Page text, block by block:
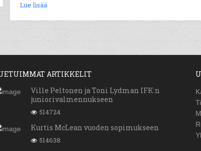
Lue lisää
ARTIKKELIT
Ville Peltonen ja Toni Lydman IFK:n
juniorivalmennukseen
514724
Kurtis McLean vuoden sopimukseen
514638